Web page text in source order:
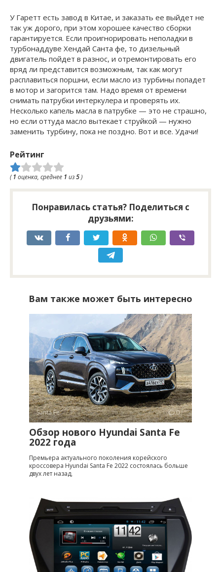
У Гаретт есть завод в Китае, и заказать ее выйдет не
так уж дорого, при этом хорошее качество сборки
гарантируется. Если проигнорировать неполадки в
турбонаддуве Хендай Санта фе, то дизельный
двигатель пойдет в разнос, и отремонтировать его
вряд ли представится возможным, так как могут
расплавиться поршни, если масло из турбины попадет
в мотор и загорится там. Надо время от времени
снимать патрубки интеркулера и проверять их.
Несколько капель масла в патрубке — это не страшно,
но если оттуда масло вытекает струйкой — нужно
заменить турбину, пока не поздно. Вот и все. Удачи!
Рейтинг
(1 оценка, среднее 1 из5)
Понравилась статья? Поделиться с
друзьями:
Вам также может быть интересно
Santa Fe 0
Обзор нового Hyundai Santa Fe
2022 года
Премьера актуального поколения корейского
кроссовера Hyundai Santa Fe 2022 состоялась больше
двух лет назад,